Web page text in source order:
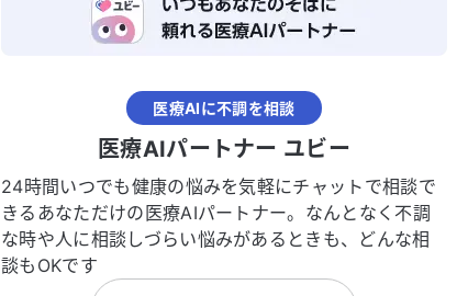
医療AIに不調を相談
医療AIパートナー ユビー
24時間いつでも健康の悩みを気軽にチャットで相談で
きるあなただけの医療AIパートナー。なんとなく不調
な時や人に相談しづらい悩みがあるときも、どんな相
談もOKです